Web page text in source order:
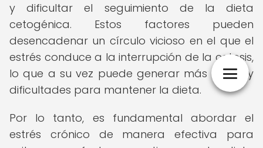
y dificultar el seguimiento de la dieta
cetogénica. Estos factores pueden
desencadenar un círculo vicioso en el que el
estrés conduce a la interrupción de la cetosis,
lo que a su vez puede generar más estrés y
dificultades para mantener la dieta.
Por lo tanto, es fundamental abordar el
estrés crónico de manera efectiva para